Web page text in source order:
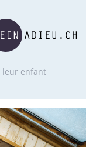
leur enfant